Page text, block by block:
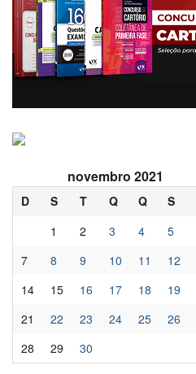
novembro 2021
D S T Q Q S
1
2 3 4 5
7
8 9 10 11 12
14
15 16 17 18 19
21
22 23 24 25 26
28
29 30